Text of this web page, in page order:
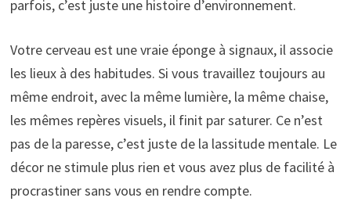
parfois, c’est juste une histoire d’environnement.
Votre cerveau est une vraie éponge à signaux, il associe
les lieux à des habitudes. Si vous travaillez toujours au
même endroit, avec la même lumière, la même chaise,
les mêmes repères visuels, il finit par saturer. Ce n’est
pas de la paresse, c’est juste de la lassitude mentale. Le
décor ne stimule plus rien et vous avez plus de facilité à
procrastiner sans vous en rendre compte.